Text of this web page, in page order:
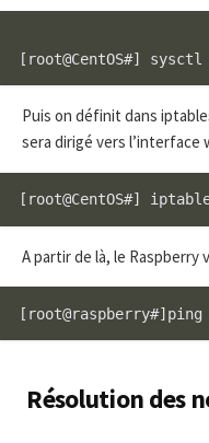
Puis on définit dans
sera dirigé vers l’interface
A partir de là, le
Résolution des